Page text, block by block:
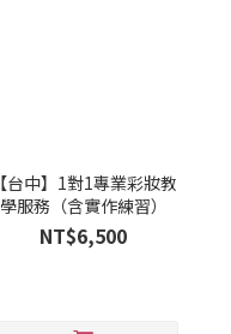
【台中】1對1專業彩妝教
學服務（含實作練習）
NT$6,500